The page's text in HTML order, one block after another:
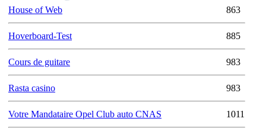
House of Web
863
Hoverboard-Test 885
Cours de guitare 983
Rasta casino 983
Votre Mandataire Opel Club auto CNAS 1011